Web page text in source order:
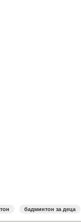
бадминтон за деца